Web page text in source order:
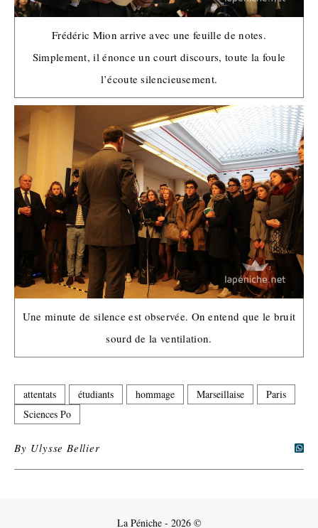
Frédéric Mion arrive avec une feuille de notes.
Simplement, il énonce un court discours, toute la foule
l’écoute silencieusement.
Une minute de silence est observée. On entend que le bruit
sourd de la ventilation.
attentats étudiants hommage Marseillaise
Paris
Sciences Po
By Ulysse Bellier
La Péniche - 2026 ©